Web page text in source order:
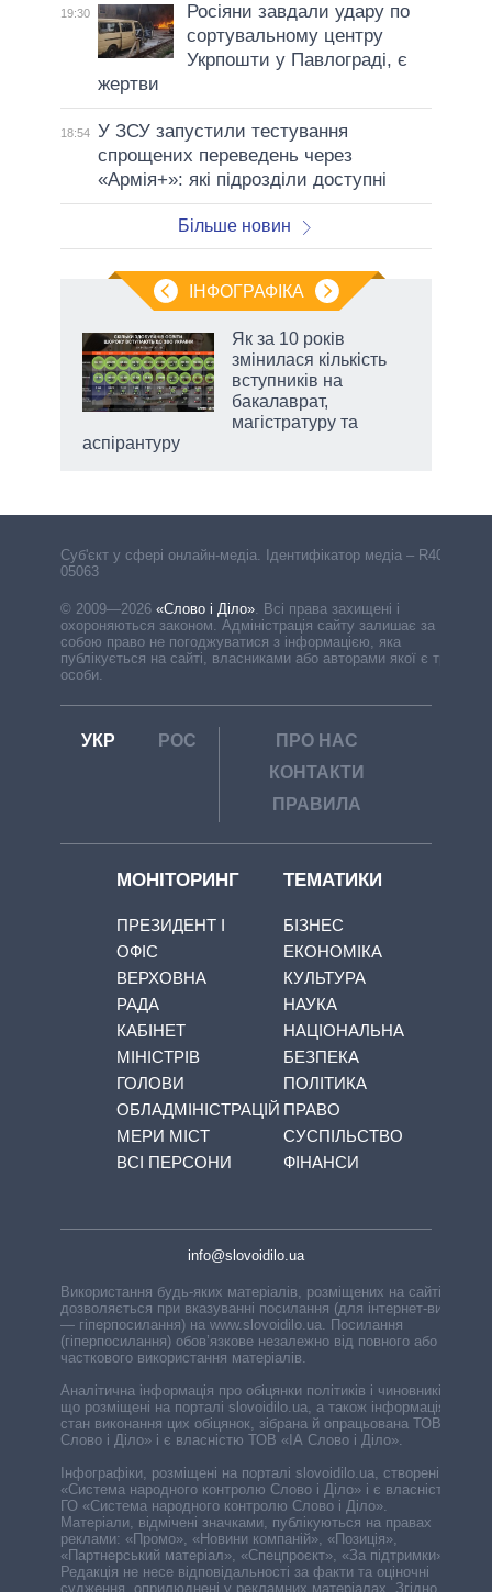
19:30
Росіяни завдали удару по
сортувальному центру
Укрпошти у Павлограді, є
жертви
18:54 У ЗСУ запустили тестування
спрощених переведень через
«Армія+»: які підрозділи доступні
Більше новин
ІНФОГРАФІКА
Як за 10 років
змінилася кількість
вступників на
бакалаврат,
магістратуру та
аспірантуру
Cуб'єкт у сфері онлайн-медіа. Ідентифікатор медіа – R40-
05063
© 2009—2026 «Слово і Діло». Всі права захищені і
охороняються законом. Адміністрація сайту залишає за
собою право не погоджуватися з інформацією, яка
публікується на сайті, власниками або авторами якої є треті
особи.
УКР РОС
ПРО НАС
КОНТАКТИ
ПРАВИЛА
МОНІТОРИНГ
ПРЕЗИДЕНТ І
ОФІС
ВЕРХОВНА
РАДА
КАБІНЕТ
МІНІСТРІВ
ГОЛОВИ
ОБЛАДМІНІСТРАЦІЙ
МЕРИ МІСТ
ВСІ ПЕРСОНИ
ТЕМАТИКИ
БІЗНЕС
ЕКОНОМІКА
КУЛЬТУРА
НАУКА
НАЦІОНАЛЬНА
БЕЗПЕКА
ПОЛІТИКА
ПРАВО
СУСПІЛЬСТВО
ФІНАНСИ
info@slovoidilo.ua
Використання будь-яких матеріалів, розміщених на сайті,
дозволяється при вказуванні посилання (для інтернет-видань
— гіперпосилання) на www.slovoidilo.ua. Посилання
(гіперпосилання) обов’язкове незалежно від повного або
часткового використання матеріалів.
Аналітична інформація про обіцянки політиків і чиновників,
що розміщені на порталі slovoidilo.ua, а також інформація про
стан виконання цих обіцянок, зібрана й опрацьована ТОВ «ІА
Слово і Діло» і є власністю ТОВ «ІА Слово і Діло».
Інфографіки, розміщені на порталі slovoidilo.ua, створені ГО
«Система народного контролю Слово і Діло» і є власністю
ГО «Система народного контролю Слово і Діло».
Матеріали, відмічені значками, публікуються на правах
реклами: «Промо», «Новини компаній», «Позиція»,
«Партнерський матеріал», «Спецпроєкт», «За підтримки».
Редакція не несе відповідальності за факти та оціночні
судження, оприлюднені у рекламних матеріалах. Згідно з